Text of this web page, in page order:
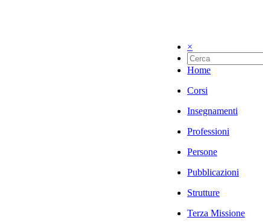
×
Home
Corsi
Insegnamenti
Professioni
Persone
Pubblicazioni
Strutture
Terza Missione